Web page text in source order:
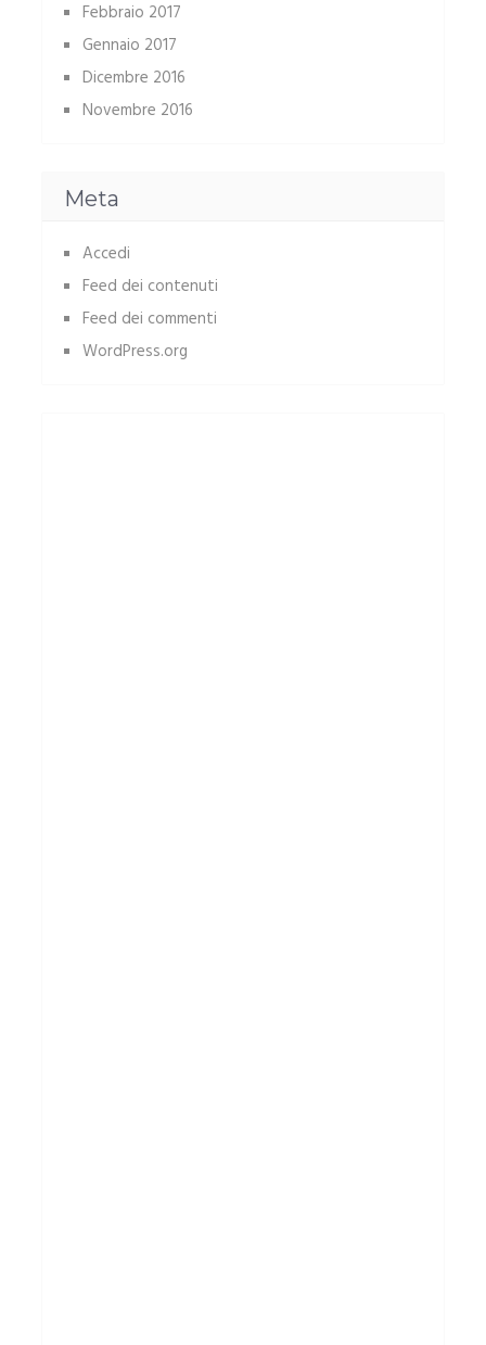
Febbraio 2017
Gennaio 2017
Dicembre 2016
Novembre 2016
Meta
Accedi
Feed dei contenuti
Feed dei commenti
WordPress.org